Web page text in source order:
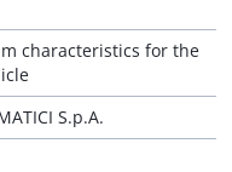
characteristics for the
S.p.A.